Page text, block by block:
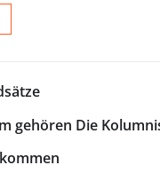
gehören Die